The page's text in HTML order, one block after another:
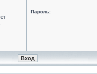
Пароль: